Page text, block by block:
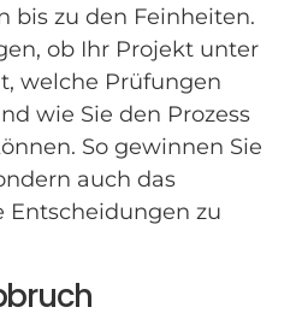
bis zu den Feinheiten.
ob Ihr Projekt unter
welche Prüfungen
wie Sie den Prozess
So gewinnen Sie
auch das
Entscheidungen zu